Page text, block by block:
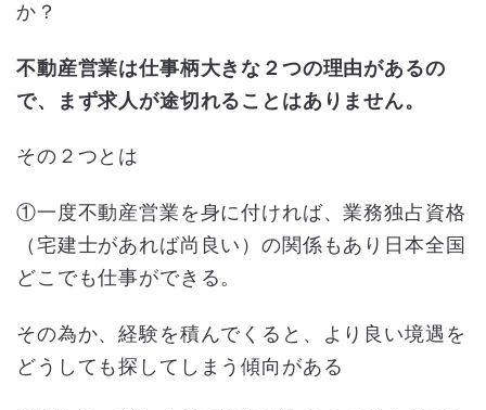
か？
不動産営業は仕事柄大きな２つの理由があるの
で、まず求人が途切れることはありません。
その２つとは
①一度不動産営業を身に付ければ、業務独占資格
（宅建士があれば尚良い）の関係もあり日本全国
どこでも仕事ができる。
その為か、経験を積んでくると、より良い境遇を
どうしても探してしまう傾向がある